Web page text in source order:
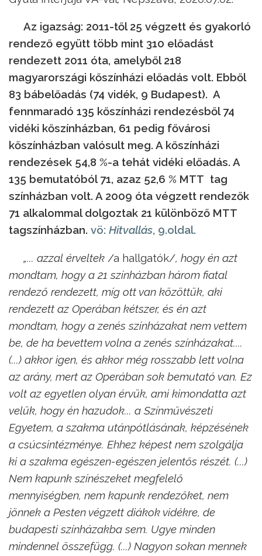
Az igazság: 2011-től 25 végzett és gyakorló
rendező együtt több mint 310 előadást
rendezett 2011 óta, amelyből 218
magyarországi kőszínházi előadás volt. Ebből
83 bábelőadás (74 vidék, 9 Budapest). A
fennmaradó 135 kőszínházi rendezésből 74
vidéki kőszínházban, 61 pedig fővárosi
kőszínházban valósult meg. A kőszínházi
rendezések 54,8 %-a tehát vidéki előadás. A
135 bemutatóból 71, azaz 52,6 % MTT tag
színházban volt. A 2009 óta végzett rendezők
71 alkalommal dolgoztak 21 különböző MTT
tagszínházban. vö: Hitvallás, 9.oldal.
„... azzal érveltek /a hallgatók/, hogy én azt
mondtam, hogy a 21 színházban három fiatal
rendező rendezett, míg ott van közöttük, aki
rendezett az Operában kétszer, és én azt
mondtam, hogy a zenés színházakat nem vettem
be, de ha bevettem volna a zenés színházakat....
(...) akkor igen, és akkor még rosszabb lett volna
az arány, mert az Operában sok bemutató van. Ez
volt az egyetlen olyan érvük, ami kimondatta azt
velük, hogy én hazudok... a Színművészeti
Egyetem, a szakma utánpótlásának, képzésének
a csúcsintézménye. Ehhez képest nem szolgálja
ki a szakma egészen-egészen jelentős részét. (...)
Nem kapunk színészeket megfelelő
mennyiségben, nem kapunk rendezőket, nem
jönnek a Pesten végzett diákok vidékre, de
budapesti színházakba sem. Ugye minden
mindennel összefügg. (...) Nagyon sokan mennek